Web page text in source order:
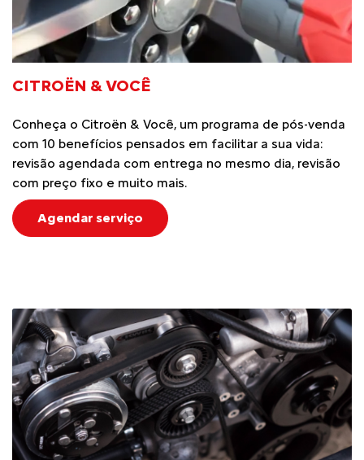
CITROËN & VOCÊ
Conheça o Citroën & Você, um programa de pós-venda
com 10 benefícios pensados em facilitar a sua vida:
revisão agendada com entrega no mesmo dia, revisão
com preço fixo e muito mais.
Agendar serviço